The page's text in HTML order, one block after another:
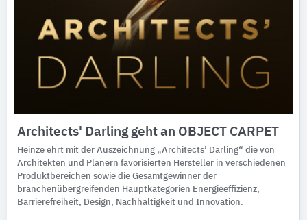
Architects' Darling geht an OBJECT CARPET
Heinze ehrt mit der Auszeichnung „Architects’ Darling“ die von
Architekten und Planern favorisierten Hersteller in verschiedenen
Produktbereichen sowie die Gesamtgewinner der
branchenübergreifenden Hauptkategorien Energieeffizienz,
Barrierefreiheit, Design, Nachhaltigkeit und Innovation.